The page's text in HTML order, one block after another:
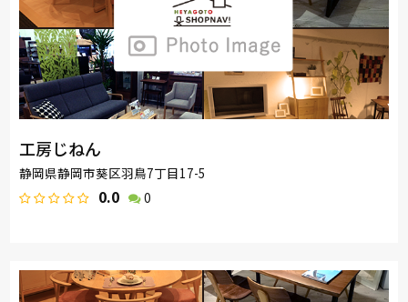
工房じねん
静岡県静岡市葵区羽鳥7丁目17-5
0.0 0